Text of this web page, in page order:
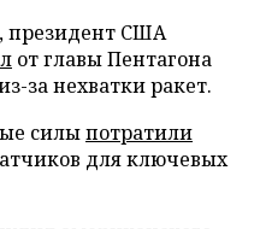
президент США
от главы Пентагона
за нехватки ракет.
силыпотратили
для ключевых